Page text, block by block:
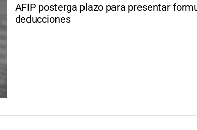
AFIP posterga plazo para presentar
deducciones